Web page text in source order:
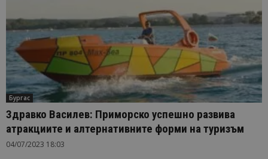
Бургас
Здравко Василев: Приморско успешно развива
атракциите и алтернативните форми на туризъм
04/07/2023 18:03